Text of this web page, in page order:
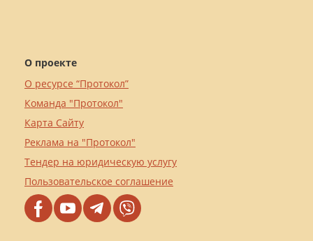
О проекте
О ресурсе “Протокол”
Команда "Протокол"
Карта Сайту
Реклама на "Протокол"
Тендер на юридическую услугу
Пользовательское соглашение